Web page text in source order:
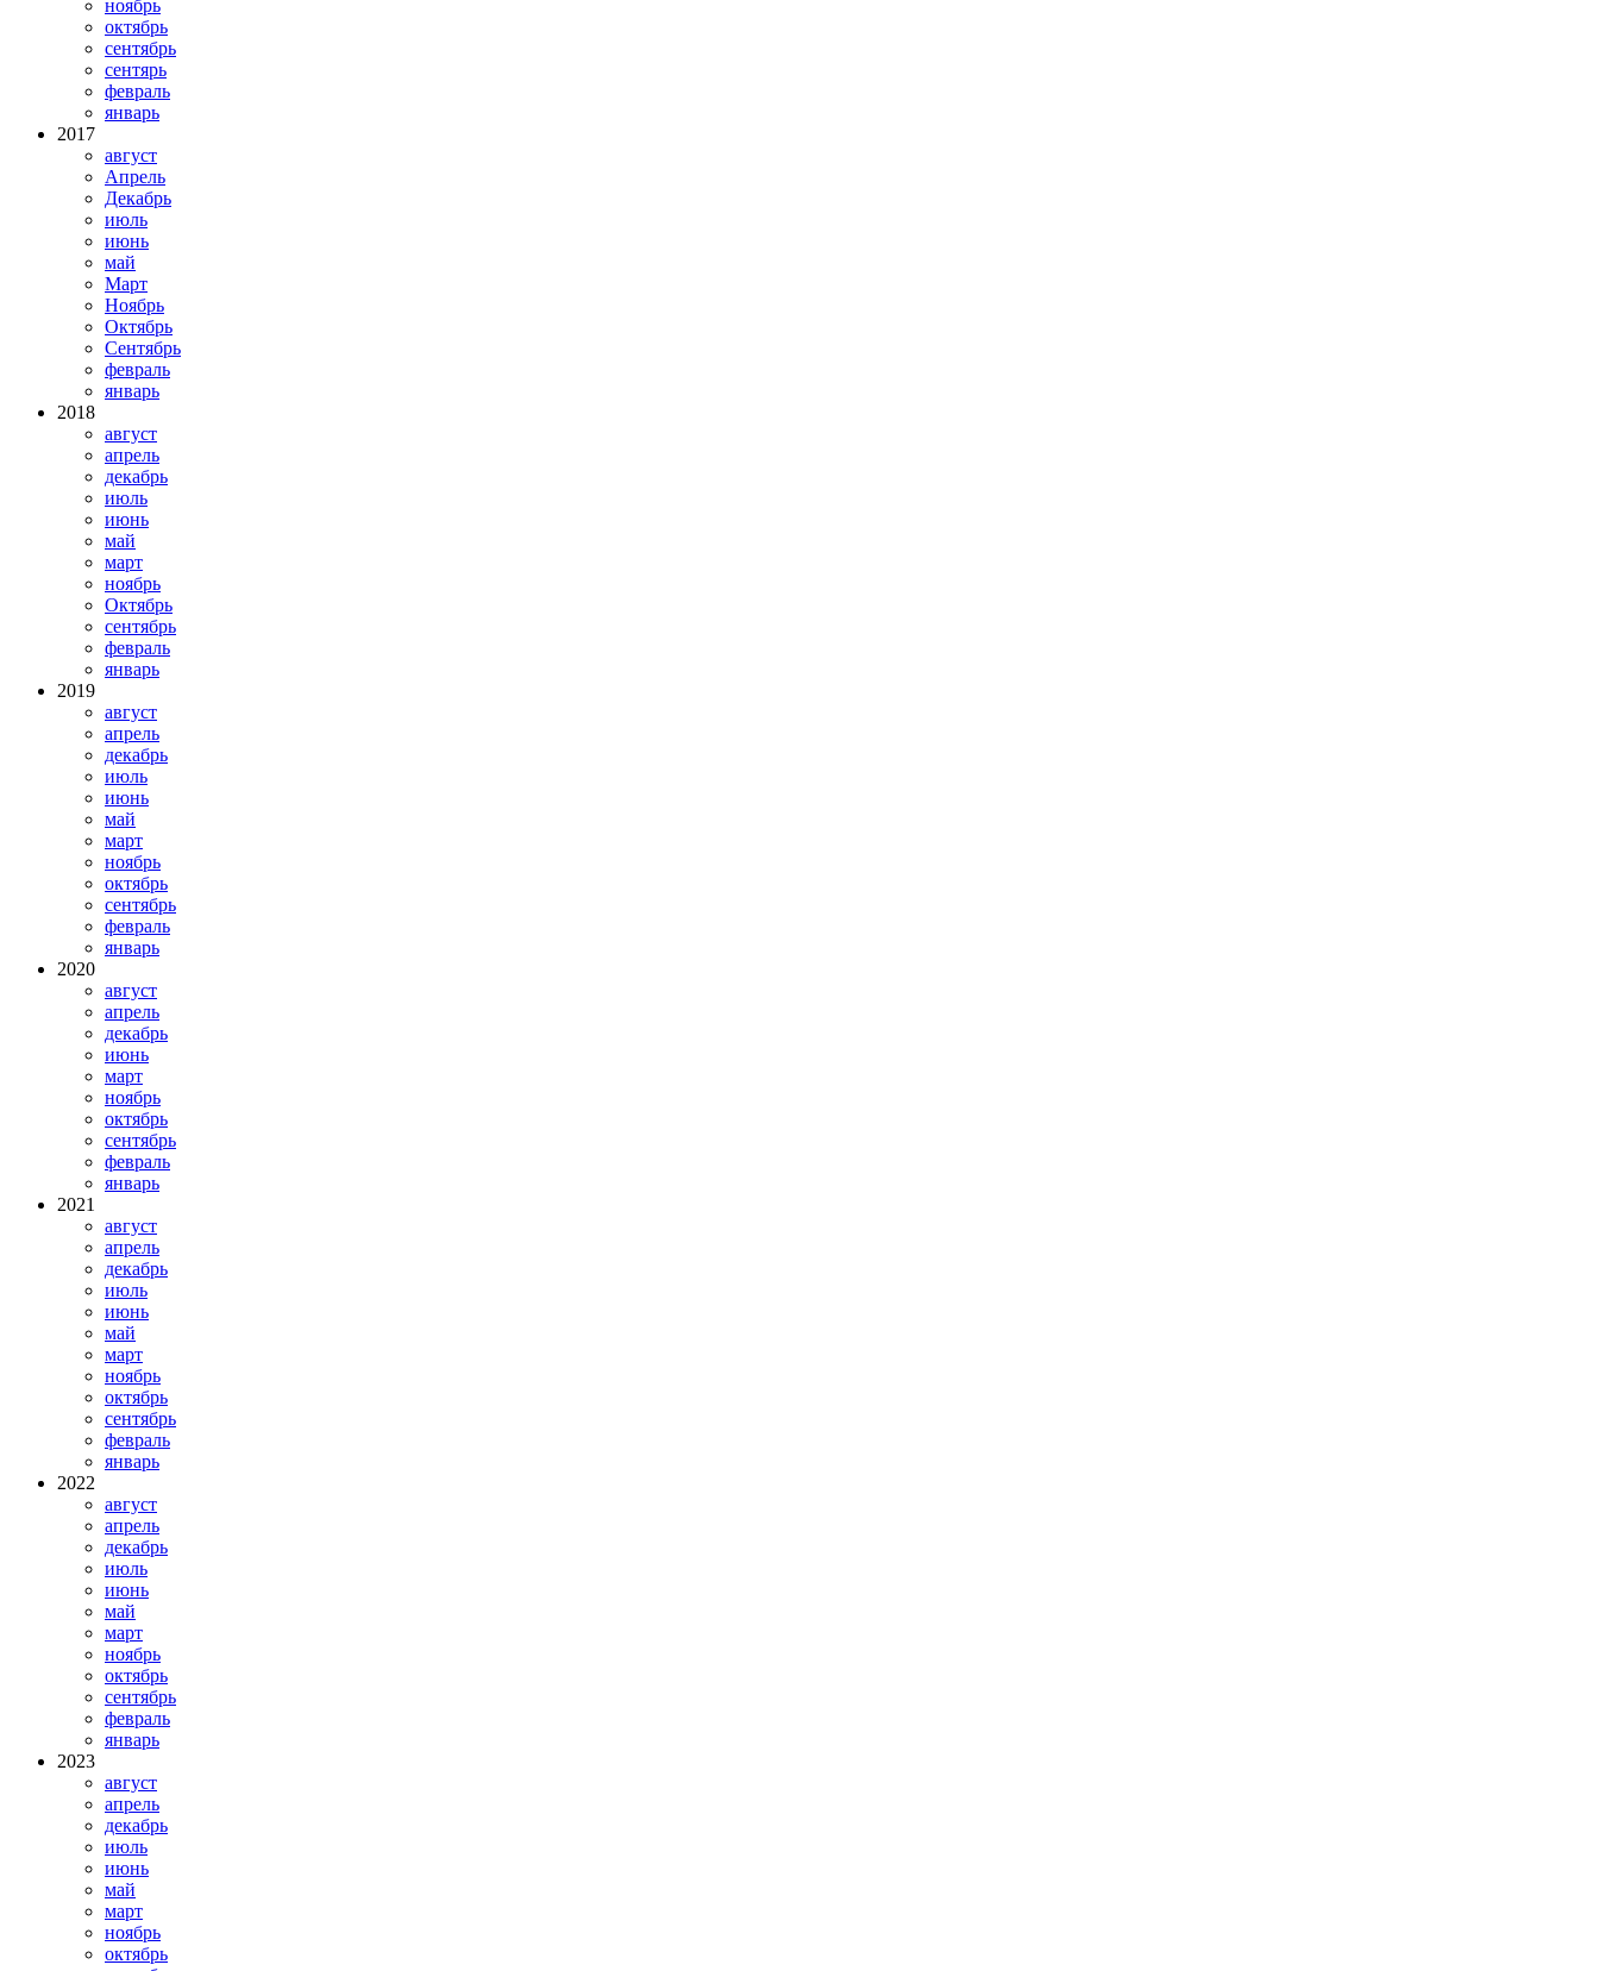
ноябрь
октябрь
сентябрь
сентярь
февраль
январь
2017
август
Апрель
Декабрь
июль
июнь
май
Март
Ноябрь
Октябрь
Сентябрь
февраль
январь
2018
август
апрель
декабрь
июль
июнь
май
март
ноябрь
Октябрь
сентябрь
февраль
январь
2019
август
апрель
декабрь
июль
июнь
май
март
ноябрь
октябрь
сентябрь
февраль
январь
2020
август
апрель
декабрь
июнь
март
ноябрь
октябрь
сентябрь
февраль
январь
2021
август
апрель
декабрь
июль
июнь
май
март
ноябрь
октябрь
сентябрь
февраль
январь
2022
август
апрель
декабрь
июль
июнь
май
март
ноябрь
октябрь
сентябрь
февраль
январь
2023
август
апрель
декабрь
июль
июнь
май
март
ноябрь
октябрь